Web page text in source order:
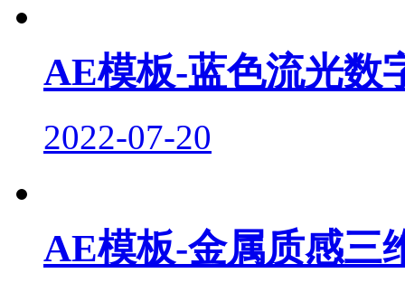
AE模板-蓝色流光数
2022-07-20
AE模板-金属质感三